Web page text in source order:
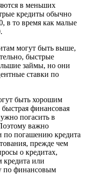
в меньших
кредиты обычно
в то время как малые
могут быть выше,
быстрые
займы, но они
ставки по
быть хорошим
финансовая
погасить в
важно
по погашению кредита
прежде чем
о кредитах,
кредита или
по финансовым